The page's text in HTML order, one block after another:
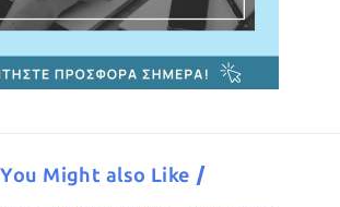
You Might also Like